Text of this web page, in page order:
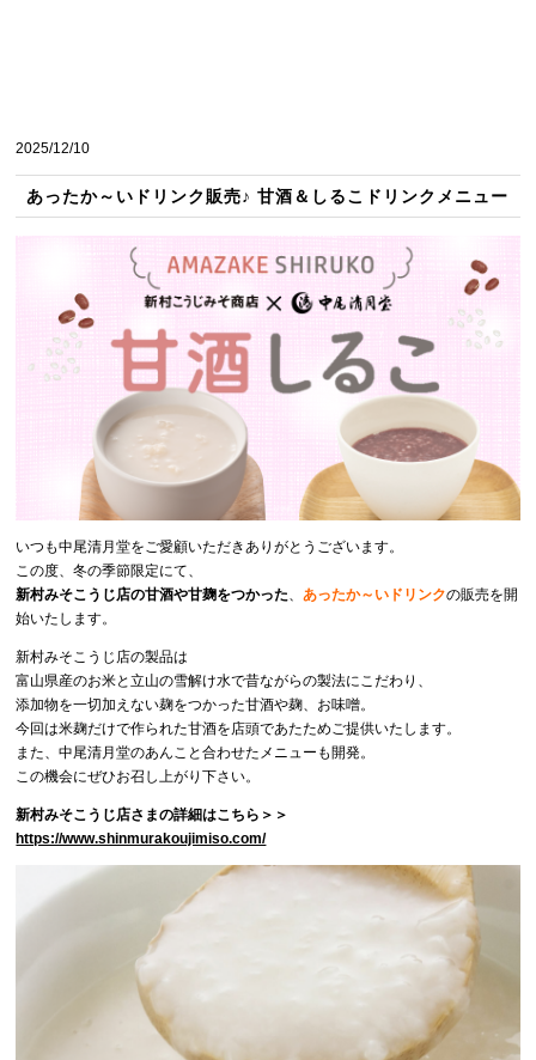
2025/12/10
あったか～いドリンク販売♪ 甘酒＆しるこドリンクメニュー
いつも中尾清月堂をご愛顧いただきありがとうございます。
この度、冬の季節限定にて、
新村みそこうじ店の甘酒や甘麹をつかった
あったか～いドリンクの販売を開
始いたします。
新村みそこうじ店の製品は
富山県産のお米と立山の雪解け水で昔ながらの製法にこだわり、
添加物を⼀切加えない麹をつかった甘酒や麹、お味噌。
今回は米麹だけで作られた甘酒を店頭であたためご提供いたします。
また、中尾清月堂のあんこと合わせたメニューも開発。
この機会にぜひお召し上がり下さい。
新村みそこうじ店さまの詳細はこちら＞＞
https://www.shinmurakoujimiso.com/